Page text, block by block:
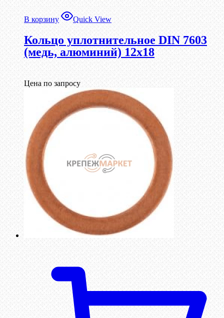
В корзину Quick View
Кольцо уплотнительное DIN 7603
(медь, алюминий) 12х18
Цена по запросу